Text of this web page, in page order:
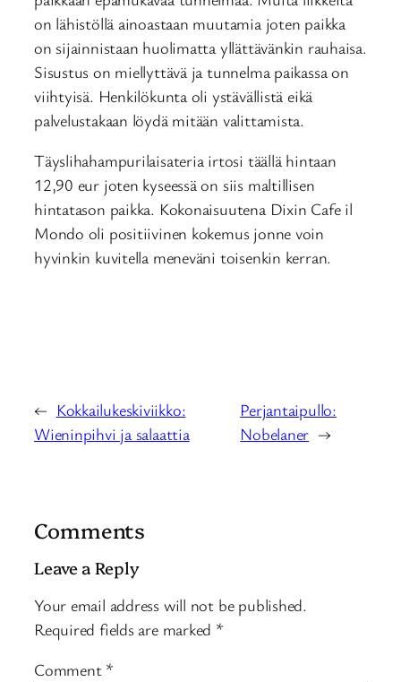
on lähistöllä ainoastaan muutamia joten paikka
on sijainnistaan huolimatta yllättävänkin rauhaisa.
Sisustus on miellyttävä ja tunnelma paikassa on
viihtyisä. Henkilökunta oli ystävällistä eikä
palvelustakaan löydä mitään valittamista.
Täyslihahampurilaisateria irtosi täällä hintaan
12,90 eur joten kyseessä on siis maltillisen
hintatason paikka. Kokonaisuutena Dixin Cafe il
Mondo oli positiivinen kokemus jonne voin
hyvinkin kuvitella meneväni toisenkin kerran.
← Kokkailukeskiviikko:
Wieninpihvi ja salaattia
Perjantaipullo:
Nobelaner →
Comments
Leave a Reply
Your email address will not be published.
Required fields are marked *
Comment *